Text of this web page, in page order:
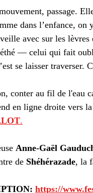
passage.
dans l’enfance, on
avec sur les
— celui qui fait
se laisser traverser.
conter au fil de l'eau
en ligne droite vers
.
Anne-Gaël
de Shéhérazade, la
https://